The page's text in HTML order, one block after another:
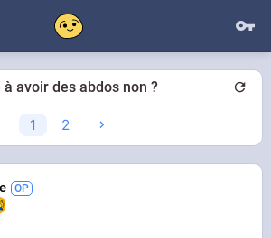
avoir des abdos non ?
1 2